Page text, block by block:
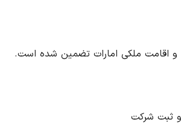
و اقامت ملکی امارات تضمین شده است.
و ثبت شرکت